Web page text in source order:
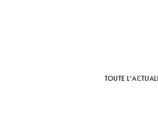
TOUTE